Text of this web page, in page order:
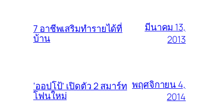
7 อาชีพเสริมทำรายได้ที่
บ้าน
มีนาคม 13,
2013
‘ออปโป้’ เปิดตัว 2 สมาร์ท
โฟนใหม่
พฤศจิกายน 4,
2014